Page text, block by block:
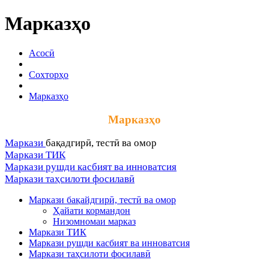
Марказҳо
Асосӣ
Сохторҳо
Марказҳо
Марказҳо
Маркази бақадгирӣ, тестӣ ва омор
Маркази ТИК
Маркази рушди касбият ва инноватсия
Маркази таҳсилоти фосилавӣ
Маркази бақайдгирӣ, тестӣ ва омор
Ҳайати кормандон
Низомномаи марказ
Маркази ТИК
Маркази рушди касбият ва инноватсия
Маркази таҳсилоти фосилавӣ